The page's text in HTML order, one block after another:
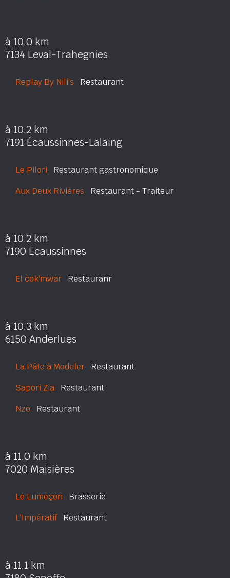
à 10.0 km
7134 Leval-Trahegnies
Replay By Nili's Restaurant
à 10.2 km
7191 Écaussinnes-Lalaing
Le Pilori Restaurant gastronomique
Aux Deux Rivières Restaurant - Traiteur
à 10.2 km
7190 Ecaussinnes
El cok'mwar Restauranr
à 10.3 km
6150 Anderlues
La Pâte à Modeler Restaurant
Sapori Zia Restaurant
Nzo Restaurant
à 11.0 km
7020 Maisières
Le Lumeçon Brasserie
L'ImpératifRestaurant
à 11.1 km